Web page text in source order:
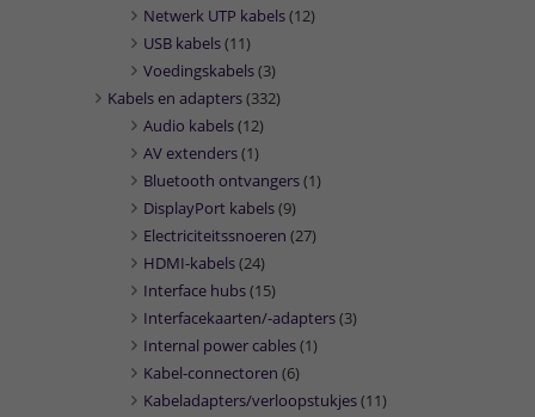
Netwerk UTP kabels(12)
USB kabels(11)
Voedingskabels(3)
Kabels en adapters(332)
Audio kabels(12)
AV extenders(1)
Bluetooth ontvangers(1)
DisplayPort kabels(9)
Electriciteitssnoeren (27)
HDMI-kabels(24)
Interface hubs(15)
Interfacekaarten/-adapters(3)
Internal power cables(1)
Kabel-connectoren (6)
Kabeladapters/verloopstukjes(11)